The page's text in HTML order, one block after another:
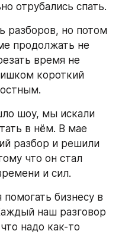
отрубались спать.
разборов, но потом
продолжать не
время не
короткий
шоу, мы искали
в нём. В мае
разбор и решили
что он стал
и сил.
бизнесу в
наш разговор
надо как-то